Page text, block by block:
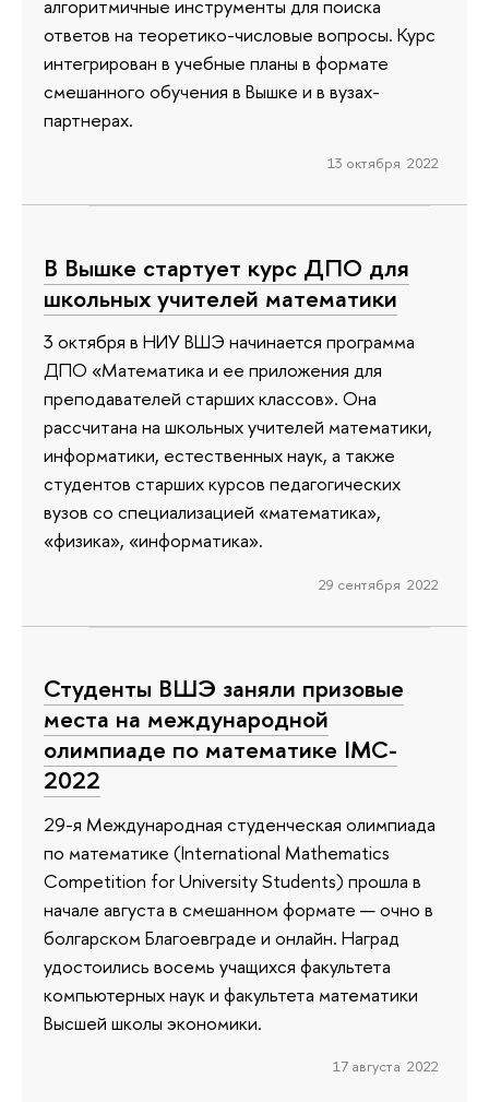
алгоритмичные инструменты для поиска
ответов на теоретико-числовые вопросы. Курс
интегрирован в учебные планы в формате
смешанного обучения в Вышке и в вузах-
партнерах.
13 октября 2022
В Вышке стартует курс ДПО для
школьных учителей математики
3 октября в НИУ ВШЭ начинается программа
ДПО «Математика и ее приложения для
преподавателей старших классов». Она
рассчитана на школьных учителей математики,
информатики, естественных наук, а также
студентов старших курсов педагогических
вузов со специализацией «математика»,
«физика», «информатика».
29 сентября 2022
Студенты ВШЭ заняли призовые
места на международной
олимпиаде по математике IMC-
2022
29-я Международная студенческая олимпиада
по математике (International Mathematics
Competition for University Students) прошла в
начале августа в смешанном формате — очно в
болгарском Благоевграде и онлайн. Наград
удостоились восемь учащихся факультета
компьютерных наук и факультета математики
Высшей школы экономики.
17 августа 2022